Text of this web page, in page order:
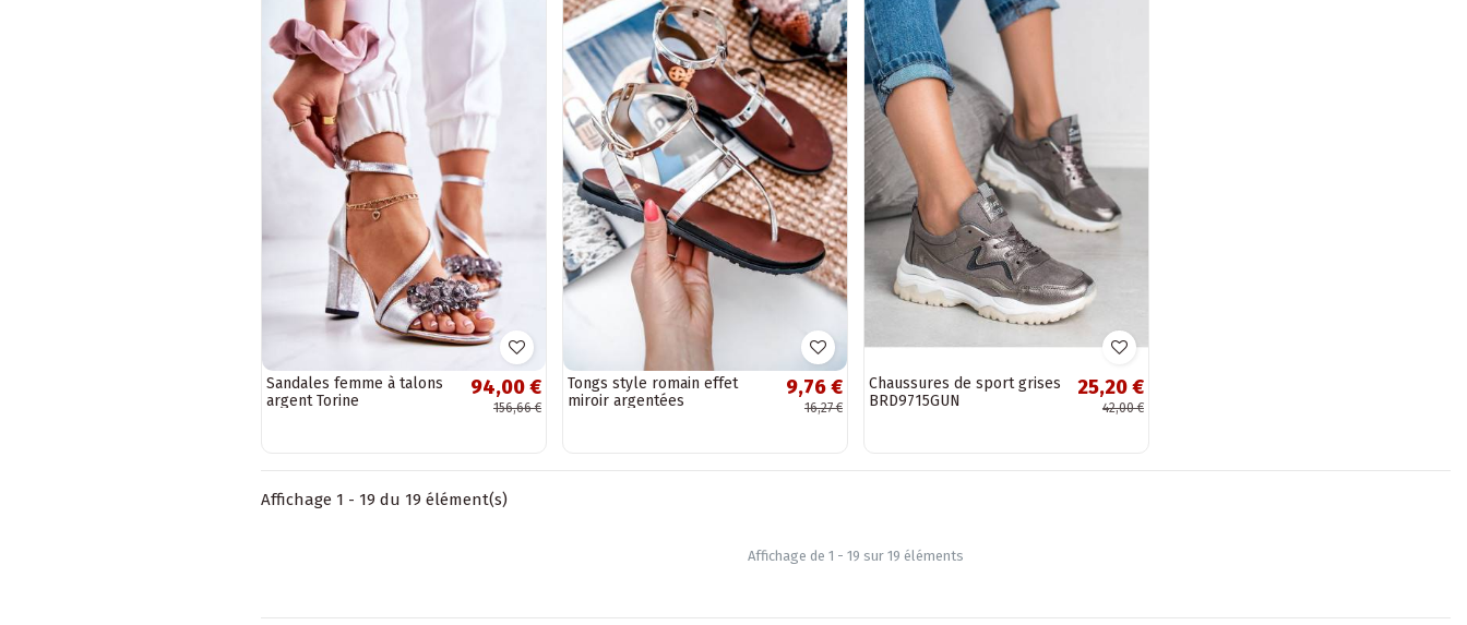
Sandales femme à talons
argent Torine
94,00 €
156,66 €
Tongs style romain effet
miroir argentées
9,76 €
16,27 €
Chaussures de sport grises
BRD9715GUN
25,20 €
42,00 €
Affichage 1 - 19 du 19 élément(s)
Affichage de 1 - 19 sur 19 éléments